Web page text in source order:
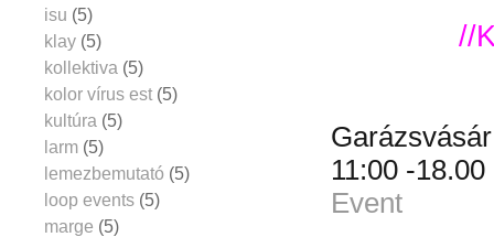
//
11:00 -
Event
isu (5)
klay (5)
kollektiva (5)
kolor vírus est (5)
kultúra (5)
larm (5)
lemezbemutató (5)
loop events (5)
marge (5)